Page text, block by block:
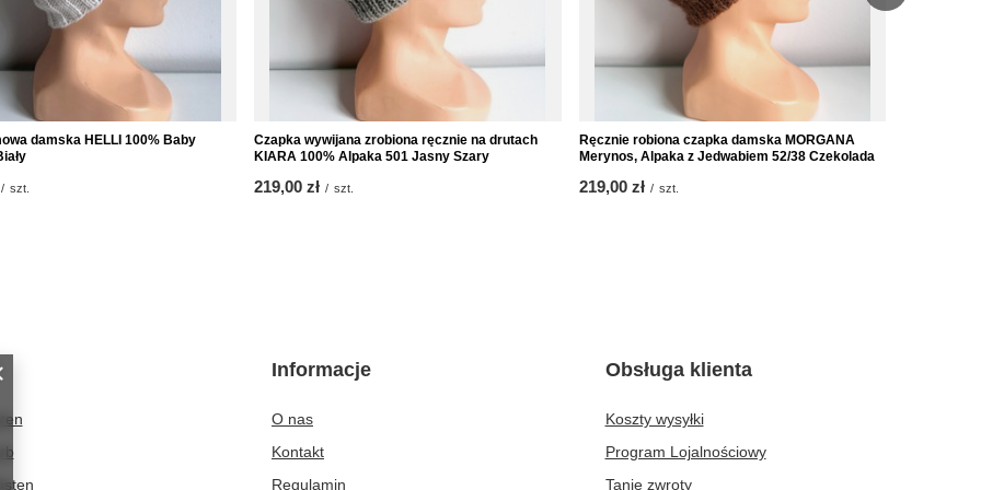
damska HELLI 100% Baby
/ szt.
Czapka wywijana zrobiona ręcznie na drutach
KIARA 100% Alpaka 501 Jasny Szary
219,00 zł / szt.
Ręcznie robiona czapka damska MORGANA
Merynos, Alpaka z Jedwabiem 52/38 Czekolada
219,00 zł / szt.
Informacje
O nas
Kontakt
Regulamin
Obsługa klienta
Koszty wysyłki
Program Lojalnościowy
Tanie zwroty